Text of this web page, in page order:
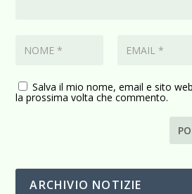
Salva il mio nome, email e sito
la prossima volta che commento.
ARCHIVIO NOTIZIE